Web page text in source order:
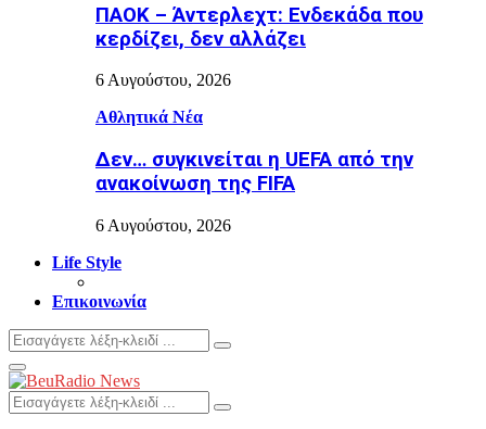
ΠΑΟΚ – Άντερλεχτ: Ενδεκάδα που
κερδίζει, δεν αλλάζει
6 Αυγούστου, 2026
Αθλητικά Νέα
Δεν… συγκινείται η UEFA από την
ανακοίνωση της FIFA
6 Αυγούστου, 2026
Life Style
Επικοινωνία
Search
for:
Search
Primary
Menu
Search
for:
Search